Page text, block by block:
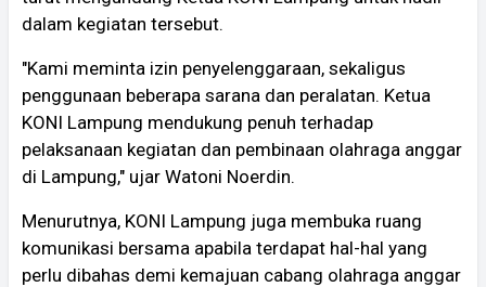
dalam kegiatan tersebut.
"Kami meminta izin penyelenggaraan, sekaligus
penggunaan beberapa sarana dan peralatan. Ketua
KONI Lampung mendukung penuh terhadap
pelaksanaan kegiatan dan pembinaan olahraga anggar
di Lampung," ujar Watoni Noerdin.
Menurutnya, KONI Lampung juga membuka ruang
komunikasi bersama apabila terdapat hal-hal yang
perlu dibahas demi kemajuan cabang olahraga anggar